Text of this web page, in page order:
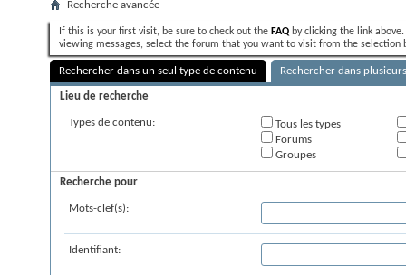
Recherche avancée
If this is your first visit, be sure to check out the FAQ by clicking the link
viewing messages, select the forum that you want to visit from the selection
Rechercher dans un seul type de contenu Rechercher dans
Lieu de recherche
Types de contenu:
Tous les types
Forums
Groupes
Recherche pour
Mots-clef(s):
Identifiant: